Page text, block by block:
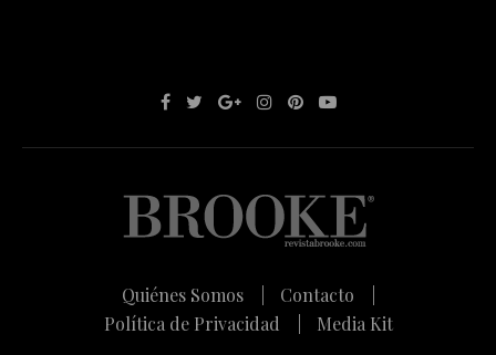
Quiénes Somos |
Contacto |
Política de Privacidad |
Media Kit